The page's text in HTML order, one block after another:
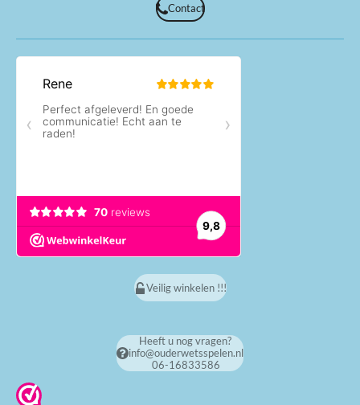
Contact
Veilig winkelen !!!
Heeft u nog vragen?
info@ouderwetsspelen.nl
06-16833586